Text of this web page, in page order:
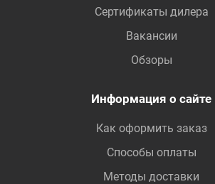
Сертификаты дилера
Вакансии
Обзоры
Информация о сайте
Как оформить заказ
Способы оплаты
Методы доставки